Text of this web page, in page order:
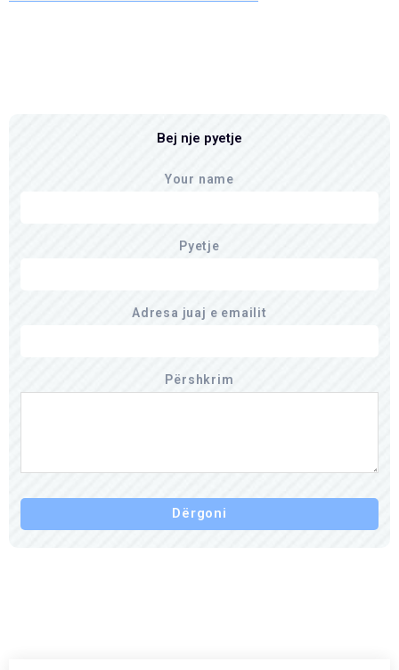
Bej nje pyetje
Your name
Pyetje
Adresa juaj e emailit
Përshkrim